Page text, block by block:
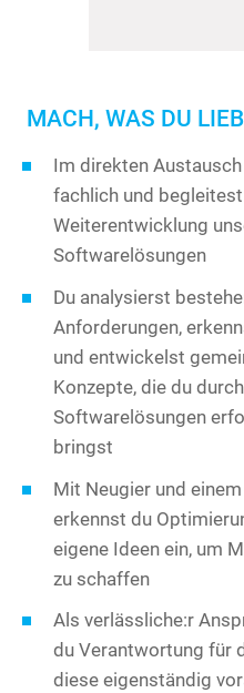
MACH, WAS DU
Im direkten
fachlich und
Weiterentwicklung
Softwarelösungen
Du analysierst
Anforderungen,
und entwickelst
Konzepte, die du
Softwarelösungen
bringst
Mit Neugier und
erkennst du
eigene Ideen ein, um
zu schaffen
Als verlässliche:r
du Verantwortung für
diese eigenständig